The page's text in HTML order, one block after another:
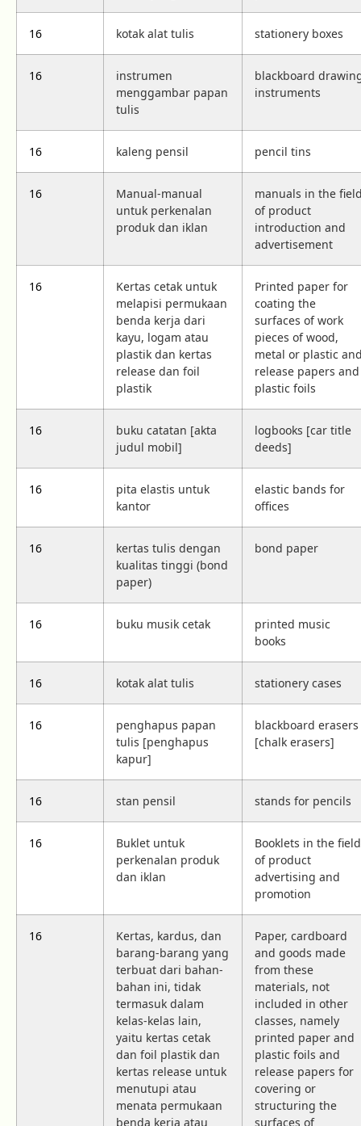
16 kotak alat tulis stationery boxes
16
instrumen
menggambar papan
tulis
blackboard
instruments
16 kaleng pensil pencil tins
16
Manual-manual
untuk perkenalan
produk dan iklan
manuals in the
of product
introduction and
advertisement
16
Kertas cetak untuk
melapisi permukaan
benda kerja dari
kayu, logam atau
plastik dan kertas
release dan foil
plastik
Printed paper for
coating the
surfaces of work
pieces of wood,
metal or plastic
release papers and
plastic foils
16
buku catatan [akta
judul mobil]
logbooks [car title
deeds]
16
pita elastis untuk
kantor
elastic bands for
offices
16
kertas tulis dengan
kualitas tinggi (bond
paper)
bond paper
16 buku musik cetak
printed music
books
16 kotak alat tulis stationery cases
16
penghapus papan
tulis [penghapus
kapur]
blackboard erasers
[chalk erasers]
16 stan pensil stands for pencils
16
Buklet untuk
perkenalan produk
dan iklan
Booklets in the field
of product
advertising and
promotion
16
Kertas, kardus, dan
barang-barang yang
terbuat dari bahan-
bahan ini, tidak
termasuk dalam
kelas-kelas lain,
yaitu kertas cetak
dan foil plastik dan
kertas release untuk
menutupi atau
menata permukaan
benda kerja atau
Paper, cardboard
and goods made
from these
materials, not
included in other
classes, namely
printed paper and
plastic foils and
release papers for
covering or
structuring the
surfaces of